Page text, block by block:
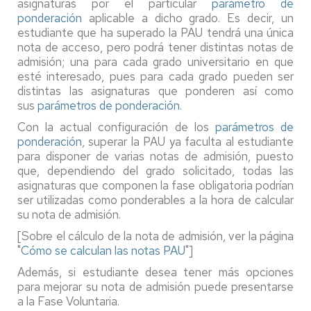
asignaturas por el particular parámetro de
ponderación aplicable a dicho grado. Es decir, un
estudiante que ha superado la PAU tendrá una única
nota de acceso, pero podrá tener distintas notas de
admisión; una para cada grado universitario en que
esté interesado, pues para cada grado pueden ser
distintas las asignaturas que ponderen así como
sus parámetros de ponderación.
Con la actual configuración de los parámetros de
ponderación, superar la PAU ya faculta al estudiante
para disponer de varias notas de admisión, puesto
que, dependiendo del grado solicitado, todas las
asignaturas que componen la fase obligatoria podrían
ser utilizadas como ponderables a la hora de calcular
su nota de admisión.
[Sobre el cálculo de la nota de admisión, ver la página
"Cómo se calculan las notas PAU"]
Además, si estudiante desea tener más opciones
para mejorar su nota de admisión puede presentarse
a la Fase Voluntaria.